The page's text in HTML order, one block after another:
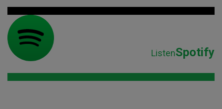
ListenSpotify